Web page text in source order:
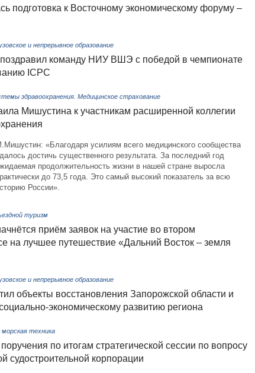
подготовка к Восточному экономическому форуму –
и непрерывное образование
команду НИУ ВШЭ с победой в чемпионате
ICPC
здравоохранения. Медицинское страхование
Мишустина к участникам расширенной коллегии
«Благодаря усилиям всего медицинского сообщества
достичь существенного результата. За последний год
продолжительность жизни в нашей стране выросла
до 73,5 года. Это самый высокий показатель за всю
России».
туризм
приём заявок на участие во втором
на лучшее путешествие «Дальний Восток – земля
и непрерывное образование
объекты восстановления Запорожской области и
экономическому развитию региона
техника
по итогам стратегической сессии по вопросу
судостроительной корпорации